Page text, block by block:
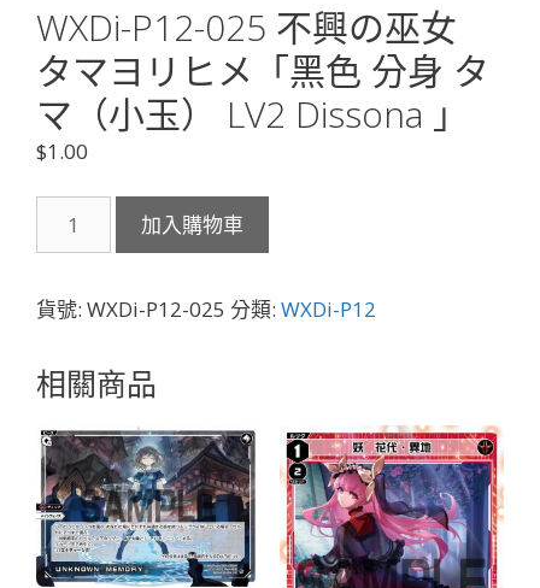
WXDi-P12-025 不興の巫女
タマヨリヒメ「黑色 分身 タ
マ（小玉） LV2 Dissona 」
$1.00
P12-
不
巫
タ
マ
ヨ
リ
ヒ
加入購物車
貨號: WXDi-P12-025 分類: WXDi-P12
相關商品